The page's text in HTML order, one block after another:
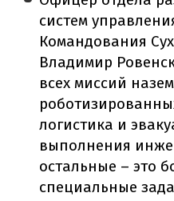
систем
Командования
Владимир
всех миссий
логистика и
выполнения
остальные – это
специальные